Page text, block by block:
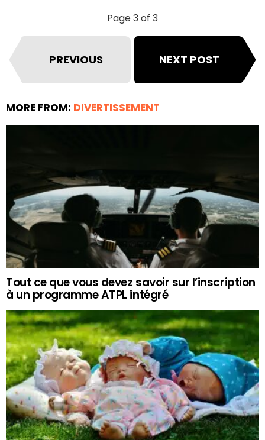
Page 3 of 3
PREVIOUS NEXT POST
MORE FROM: DIVERTISSEMENT
Tout ce que vous devez savoir sur l’inscription
à un programme ATPL intégré